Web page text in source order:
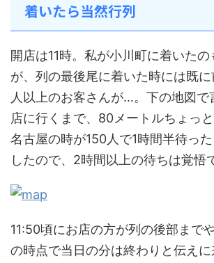
着いたら当然行列
開店は11時。私が小川町に着いたの
が、列の最後尾に着いた時には既
人以上のお客さんが…。下の地図で
店に行くまで、80メートルちょっと
名古屋の時が150人で1時間半待っ
したので、2時間以上の待ちは覚悟
11:50頃にお店の方が列の後部まで
の時点で当日の分は終わりと伝え